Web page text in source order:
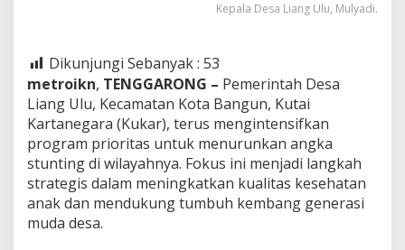
Kepala Desa Liang Ulu, Mulyadi.
Dikunjungi Sebanyak : 53
metroikn, TENGGARONG – Pemerintah Desa
Liang Ulu, Kecamatan Kota Bangun, Kutai
Kartanegara (Kukar), terus mengintensifkan
program prioritas untuk menurunkan angka
stunting di wilayahnya. Fokus ini menjadi langkah
strategis dalam meningkatkan kualitas kesehatan
anak dan mendukung tumbuh kembang generasi
muda desa.